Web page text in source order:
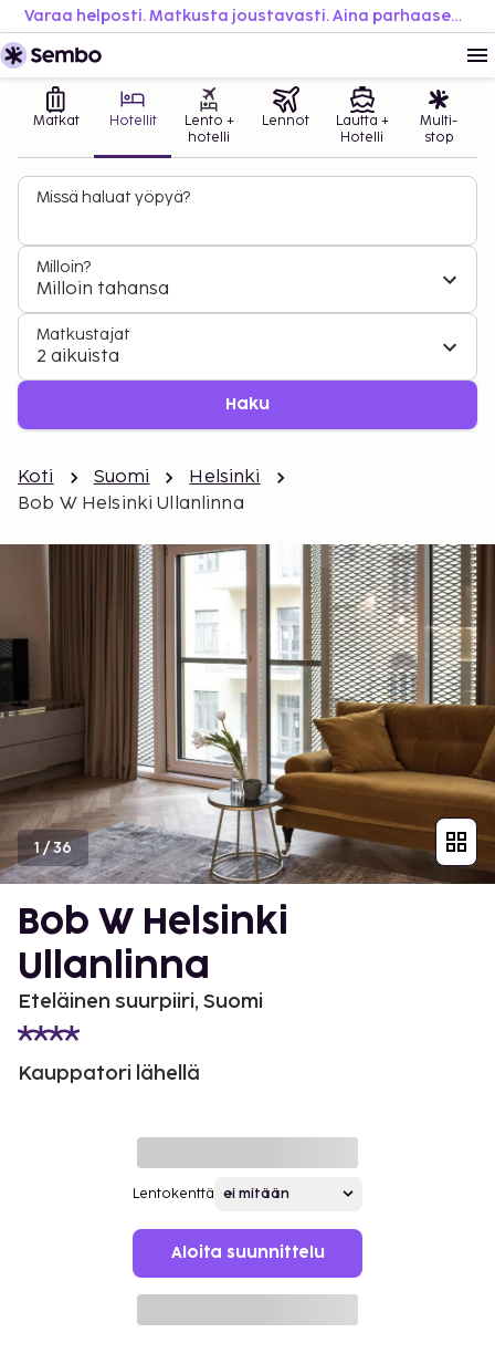
Varaa helposti. Matkusta joustavasti. Aina parhaaseen hintaan.
Matkat Hotellit
Lento +
hotelli
Lennot
Lautta +
Hotelli
Multi-
stop
Missä haluat yöpyä?
Milloin?
Milloin tahansa
Matkustajat
2 aikuista
Haku
Koti Suomi
Helsinki
Bob W Helsinki Ullanlinna
1/36
Bob W Helsinki
Ullanlinna
Eteläinen suurpiiri, Suomi
Kauppatori lähellä
Lentokenttä
Aloita suunnittelu